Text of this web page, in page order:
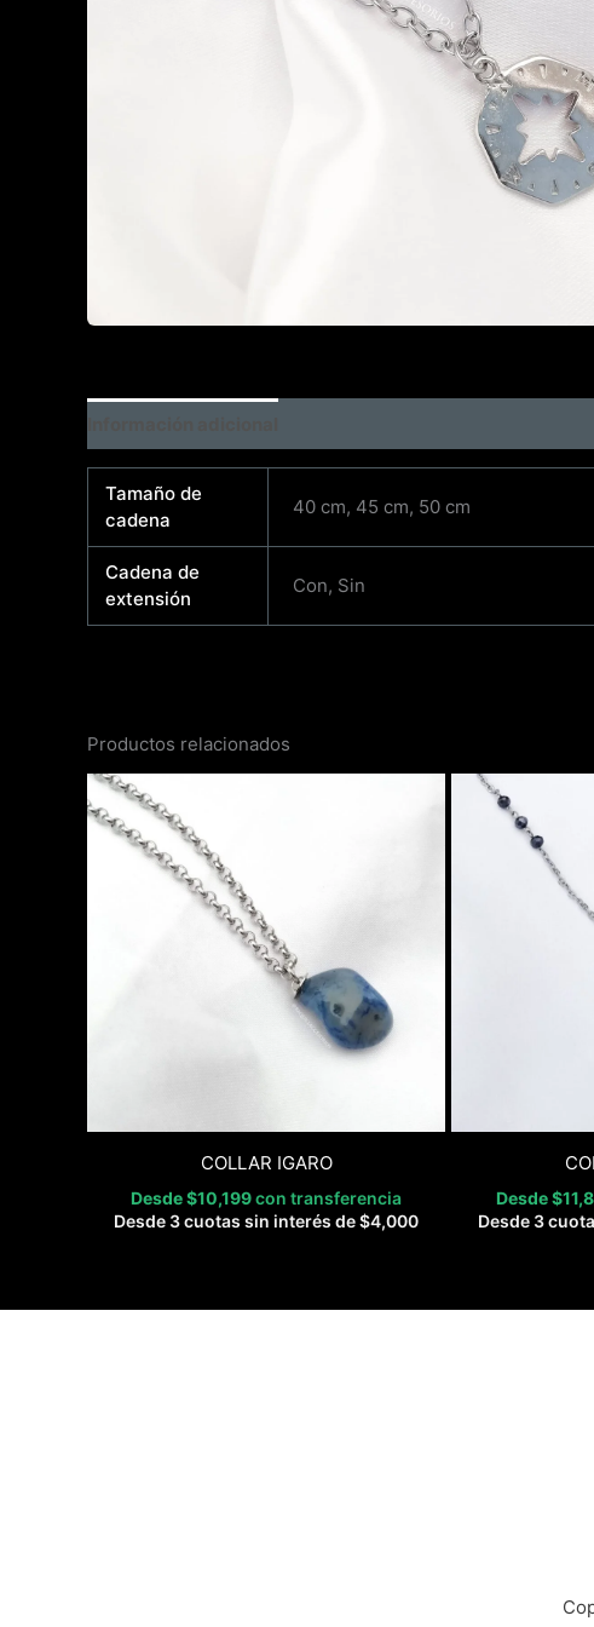
Tamaño de
cadena
40 cm, 45 cm, 50 cm
Cadena de
extensión
Con, Sin
Productos relacionados
COLLAR IGARO
Desde$10,199con transferencia
Desde 3 cuotas sin interés de$4,000
Desde$
Desde 3